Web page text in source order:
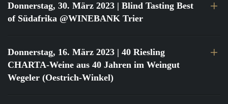
Donnerstag, 30. März 2023 | Blind Tasting Best
of Südafrika @WINEBANK Trier
Donnerstag, 16. März 2023 | 40 Riesling
CHARTA-Weine aus 40 Jahren im Weingut
Wegeler (Oestrich-Winkel)